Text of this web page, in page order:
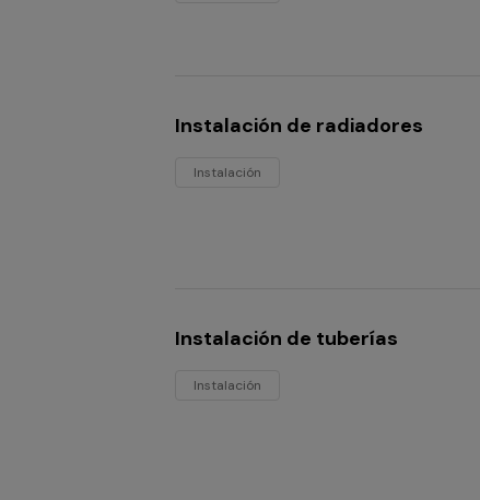
Instalación de radiadores
Instalación
Instalación de tuberías
Instalación